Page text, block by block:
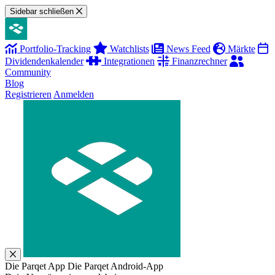
Sidebar schließen
Portfolio-Tracking Watchlists News Feed
Märkte
Dividendenkalender
Integrationen
Finanzrechner
Community
Blog
Registrieren Anmelden
Die Parqet App Die Parqet Android-App